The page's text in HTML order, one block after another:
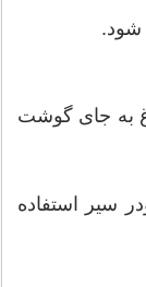
شود.
به جای گوشت
سیر استفاده